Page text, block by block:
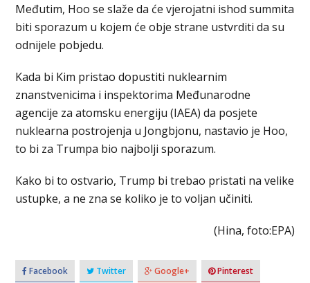
Međutim, Hoo se slaže da će vjerojatni ishod summita
biti sporazum u kojem će obje strane ustvrditi da su
odnijele pobjedu.
Kada bi Kim pristao dopustiti nuklearnim
znanstvenicima i inspektorima Međunarodne
agencije za atomsku energiju (IAEA) da posjete
nuklearna postrojenja u Jongbjonu, nastavio je Hoo,
to bi za Trumpa bio najbolji sporazum.
Kako bi to ostvario, Trump bi trebao pristati na velike
ustupke, a ne zna se koliko je to voljan učiniti.
(Hina, foto:EPA)
Facebook Twitter Google+ Pinterest